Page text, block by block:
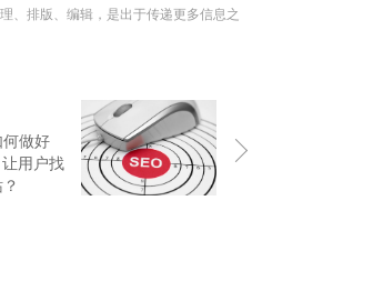
、排版、编辑，是出于传递更多信息之
何做好
让用户找